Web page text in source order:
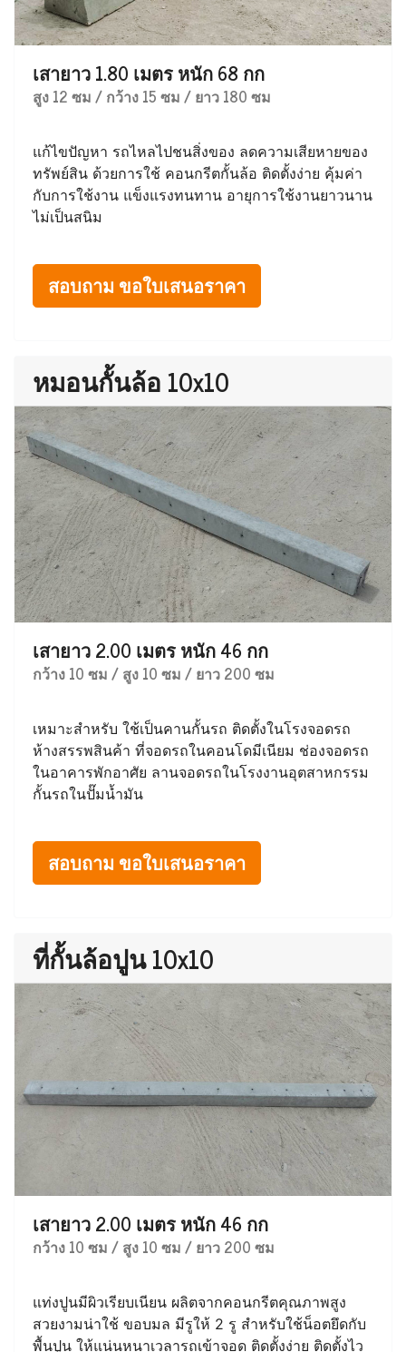
เสายาว 1.80 เมตร หนัก 68 กก
สูง 12 ซม / กว้าง 15 ซม / ยาว 180 ซม
แก้ไขปัญหา รถไหลไปชนสิ่งของ ลดความเสียหายของ
ทรัพย์สิน ด้วยการใช้ คอนกรีตกั้นล้อ ติดตั้งง่าย คุ้มค่า
กับการใช้งาน แข็งแรงทนทาน อายุการใช้งานยาวนาน
ไม่เป็นสนิม
สอบถาม ขอใบเสนอราคา
หมอนกั้นล้อ 10x10
เสายาว 2.00 เมตร หนัก 46 กก
กว้าง 10 ซม / สูง 10 ซม / ยาว 200 ซม
เหมาะสำหรับ ใช้เป็นคานกั้นรถ ติดตั้งในโรงจอดรถ
ห้างสรรพสินค้า ที่จอดรถในคอนโดมีเนียม ช่องจอดรถ
ในอาคารพักอาศัย ลานจอดรถในโรงงานอุตสาหกรรม
กั้นรถในปั๊มน้ำมัน
สอบถาม ขอใบเสนอราคา
ที่กั้นล้อปูน 10x10
เสายาว 2.00 เมตร หนัก 46 กก
กว้าง 10 ซม / สูง 10 ซม / ยาว 200 ซม
แท่งปูนมีผิวเรียบเนียน ผลิตจากคอนกรีตคุณภาพสูง
สวยงามน่าใช้ ขอบมล มีรูให้ 2 รู สำหรับใช้น็อตยึดกับ
พื้นปูน ให้แน่นหนาเวลารถเข้าจอด ติดตั้งง่าย ติดตั้งไว